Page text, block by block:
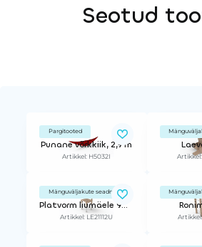
Seotud
Pargitooted
Punane võrkkiik, 2,9 m
Artikkel: H5032I
Mänguväljakute seadmed
Platvorm liumäele 90 x 90 cm
Artikkel: LE21112U